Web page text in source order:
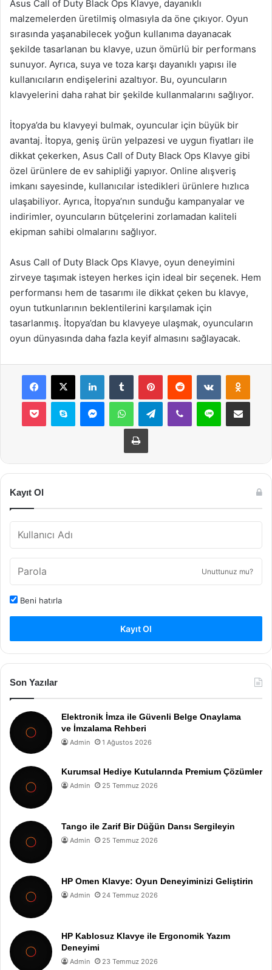
Asus Call of Duty Black Ops Klavye, dayanıklı
malzemelerden üretilmiş olmasıyla da öne çıkıyor. Oyun
sırasında yaşanabilecek yoğun kullanıma dayanacak
şekilde tasarlanan bu klavye, uzun ömürlü bir performans
sunuyor. Ayrıca, suya ve toza karşı dayanıklı yapısı ile
kullanıcıların endişelerini azaltıyor. Bu, oyuncuların
klavyelerini daha rahat bir şekilde kullanmalarını sağlıyor.
İtopya’da bu klavyeyi bulmak, oyuncular için büyük bir
avantaj. İtopya, geniş ürün yelpazesi ve uygun fiyatları ile
dikkat çekerken, Asus Call of Duty Black Ops Klavye gibi
özel ürünlere de ev sahipliği yapıyor. Online alışveriş
imkanı sayesinde, kullanıcılar istedikleri ürünlere hızlıca
ulaşabiliyor. Ayrıca, İtopya’nın sunduğu kampanyalar ve
indirimler, oyuncuların bütçelerini zorlamadan kaliteli
ekipman sahibi olmalarını sağlıyor.
Asus Call of Duty Black Ops Klavye, oyun deneyimini
zirveye taşımak isteyen herkes için ideal bir seçenek. Hem
performansı hem de tasarımı ile dikkat çeken bu klavye,
oyun tutkunlarının beklentilerini karşılamak için
tasarlanmış. İtopya’dan bu klavyeye ulaşmak, oyuncuların
oyun dünyasında daha fazla keyif almasını sağlayacak.
Facebook
X LinkedInTumblr PinterestReddit VKontakte
Pocket Skype MessengerWhatsAppTelegramViber Line E-Posta ile
Yazdır
Kayıt Ol
Unuttunuz mu?
Beni hatırla
Kayıt Ol
Son Yazılar
Elektronik İmza ile Güvenli Belge Onaylama
ve İmzalama Rehberi
Admin 1 Ağustos 2026
Kurumsal Hediye Kutularında Premium Çözümler
Admin 25 Temmuz 2026
Tango ile Zarif Bir Düğün Dansı Sergileyin
Admin 25 Temmuz 2026
HP Omen Klavye: Oyun Deneyiminizi Geliştirin
Admin 24 Temmuz 2026
HP Kablosuz Klavye ile Ergonomik Yazım
Deneyimi
Admin 23 Temmuz 2026